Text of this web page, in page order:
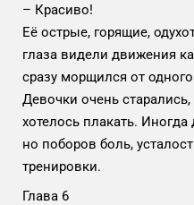
– Красиво!
Её острые, горящие,
глаза видели движения
сразу морщился от
Девочки очень
хотелось плакать.
но поборов боль,
тренировки.
Глава 6